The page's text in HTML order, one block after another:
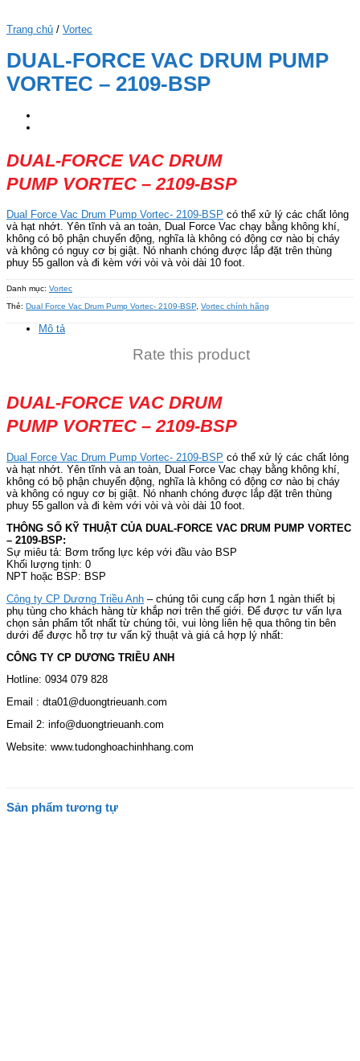
Trang chủ / Vortec
DUAL-FORCE VAC DRUM PUMP
VORTEC – 2109-BSP
DUAL-FORCE VAC DRUM
PUMP VORTEC – 2109-BSP
Dual Force Vac Drum Pump Vortec- 2109-BSP có thể xử lý các chất lỏng
và hạt nhớt. Yên tĩnh và an toàn, Dual Force Vac chạy bằng không khí,
không có bộ phận chuyển động, nghĩa là không có động cơ nào bị cháy
và không có nguy cơ bị giật. Nó nhanh chóng được lắp đặt trên thùng
phuy 55 gallon và đi kèm với vòi và vòi dài 10 foot.
Danh mục: Vortec
Thẻ: Dual Force Vac Drum Pump Vortec- 2109-BSP Vortec chính hãng
Mô tả
Rate this product
DUAL-FORCE VAC DRUM
PUMP VORTEC – 2109-BSP
Dual Force Vac Drum Pump Vortec- 2109-BSP có thể xử lý các chất lỏng
và hạt nhớt. Yên tĩnh và an toàn, Dual Force Vac chạy bằng không khí,
không có bộ phận chuyển động, nghĩa là không có động cơ nào bị cháy
và không có nguy cơ bị giật. Nó nhanh chóng được lắp đặt trên thùng
phuy 55 gallon và đi kèm với vòi và vòi dài 10 foot.
THÔNG SỐ KỸ THUẬT CỦA DUAL-FORCE VAC DRUM PUMP VORTEC
– 2109-BSP:
Sự miêu tả: Bơm trống lực kép với đầu vào BSP
Khối lượng tịnh: 0
NPT hoặc BSP: BSP
Công ty CP Dương Triều Anh – chúng tôi cung cấp hơn 1 ngàn thiết bị
phụ tùng cho khách hàng từ khắp nơi trên thế giới. Để được tư vấn lựa
chọn sản phẩm tốt nhất từ chúng tôi, vui lòng liên hệ qua thông tin bên
dưới để được hỗ trợ tư vấn kỹ thuật và giá cả hợp lý nhất:
CÔNG TY CP DƯƠNG TRIỀU ANH
Hotline: 0934 079 828
Email : dta01@duongtrieuanh.com
Email 2: info@duongtrieuanh.com
Website: www.tudonghoachinhhang.com
Sản phẩm tương tự